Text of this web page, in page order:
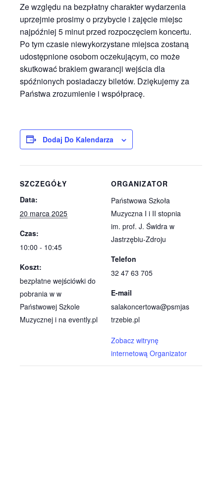
Ze względu na bezpłatny charakter wydarzenia
uprzejmie prosimy o przybycie i zajęcie miejsc
najpóźniej 5 minut przed rozpoczęciem koncertu.
Po tym czasie niewykorzystane miejsca zostaną
udostępnione osobom oczekującym, co może
skutkować brakiem gwarancji wejścia dla
spóźnionych posiadaczy biletów. Dziękujemy za
Państwa zrozumienie i współpracę.
Dodaj Do Kalendarza
SZCZEGÓŁY
Data:
20 marca 2025
Czas:
10:00 - 10:45
Koszt:
bezpłatne wejściówki do
pobrania w w
Państwowej Szkole
Muzycznej i na evently.pl
ORGANIZATOR
Państwowa Szkoła
Muzyczna I i II stopnia
im. prof. J. Świdra w
Jastrzębiu-Zdroju
Telefon
32 47 63 705
E-mail
salakoncertowa@psmjas
trzebie.pl
Zobacz witrynę
internetową Organizator